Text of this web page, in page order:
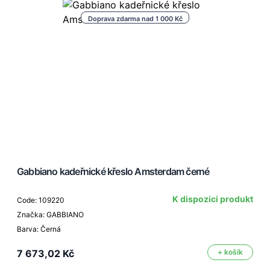
Doprava zdarma nad 1 000 Kč
Gabbiano kadeřnické křeslo Amsterdam černé
Code: 109220
Značka: GABBIANO
Barva: Černá
K dispozici produkt
7 673,02 Kč + košík